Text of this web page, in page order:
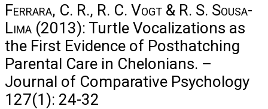
Ferrara, C. R., R. C. Vogt & R. S. Sousa-
Lima (2013): Turtle Vocalizations as
the First Evidence of Posthatching
Parental Care in Chelonians. –
Journal of Comparative Psychology
127(1): 24-32